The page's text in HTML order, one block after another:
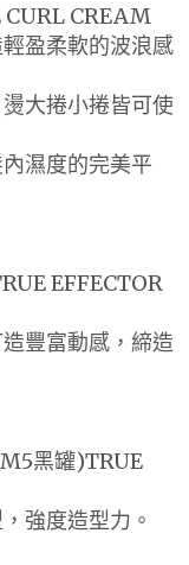
CURL CREAM
盈柔軟的波浪感
大捲小捲皆可使
濕度的完美平
EFFECTOR
豐富動感，締造
黑罐)TRUE
強度造型力。